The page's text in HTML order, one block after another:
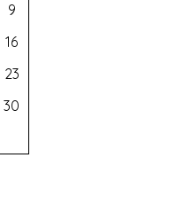
9
16
23
30